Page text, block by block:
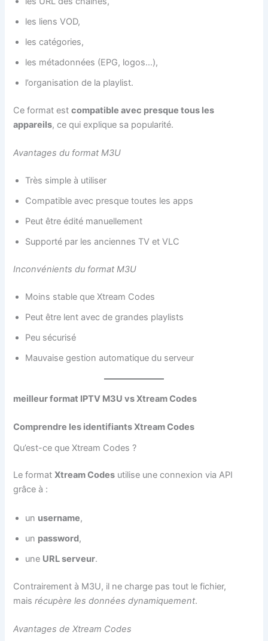
les liens VOD,
les catégories,
les métadonnées (EPG, logos…),
l’organisation de la playlist.
Ce format estcompatible avec presque tous les
appareils, ce qui explique sa popularité.
Avantages du format M3U
Très simple à utiliser
Compatible avec presque toutes les apps
Peut être édité manuellement
Supporté par les anciennes TV et VLC
Inconvénients du format M3U
Moins stable que Xtream Codes
Peut être lent avec de grandes playlists
Peu sécurisé
Mauvaise gestion automatique du serveur
meilleur format IPTV M3U vs Xtream Codes
Comprendre les identifiants Xtream Codes
Qu’est-ce que Xtream Codes ?
Le formatXtream Codes utilise une connexion via API
grâce à :
un username,
un password,
une URL serveur.
Contrairement à M3U, il ne charge pas tout le fichier,
maisrécupère les données dynamiquement.
Avantages de Xtream Codes